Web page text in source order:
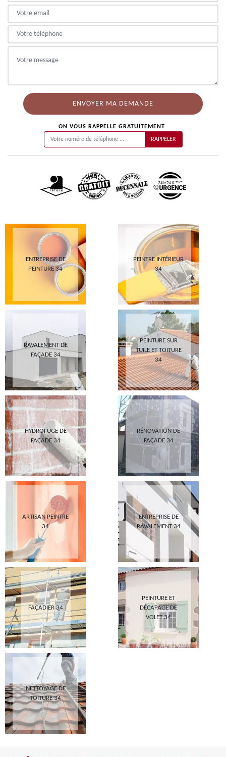
ON VOUS RAPPELLE GRATUITEMENT
ENTREPRISE DE
PEINTURE 34
PEINTRE INTÉRIEUR
34
RAVALEMENT DE
FAÇADE 34
PEINTURE SUR
TUILE ET TOITURE
34
HYDROFUGE DE
FAÇADE 34
RÉNOVATION DE
FAÇADE 34
ARTISAN PEINTRE
34
ENTREPRISE DE
RAVALEMENT 34
FAÇADIER 34
PEINTURE ET
DÉCAPAGE DE
VOLET 34
NETTOYAGE DE
TOITURE 34